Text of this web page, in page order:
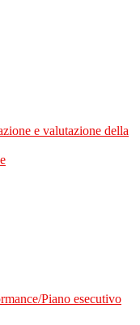
e valutazione della
Piano esecutivo